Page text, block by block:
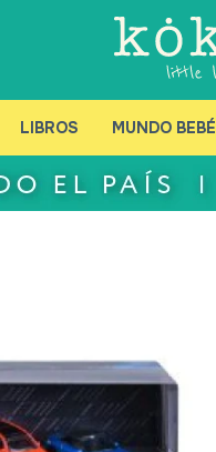
LIBROS MUNDO BEBÉ